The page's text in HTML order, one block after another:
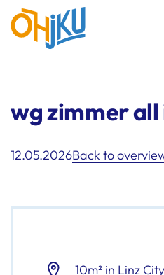
wg zimmer all
12.05.2026Back to
10m² in Linz City